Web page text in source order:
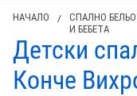
НАЧАЛО /
СПАЛНО
И БЕБЕТА
Детски
Конче